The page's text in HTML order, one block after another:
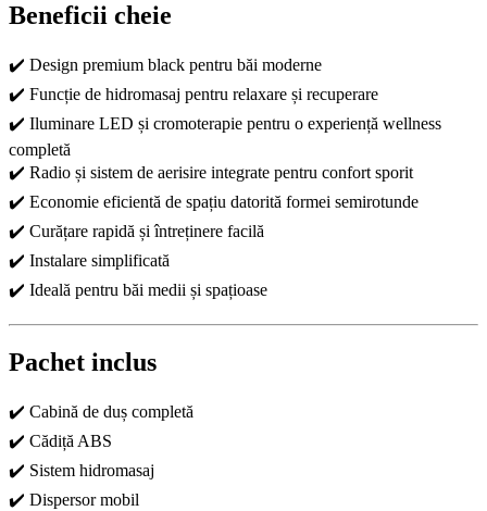
Beneficii cheie
✔️ Design premium black pentru băi moderne
✔️ Funcție de hidromasaj pentru relaxare și recuperare
✔️ Iluminare LED și cromoterapie pentru o experiență wellness
completă
✔️ Radio și sistem de aerisire integrate pentru confort sporit
✔️ Economie eficientă de spațiu datorită formei semirotunde
✔️ Curățare rapidă și întreținere facilă
✔️ Instalare simplificată
✔️ Ideală pentru băi medii și spațioase
Pachet inclus
✔️ Cabină de duș completă
✔️ Cădiță ABS
✔️ Sistem hidromasaj
✔️ Dispersor mobil